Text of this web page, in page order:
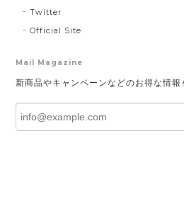
Twitter
Official Site
Mail Magazine
新商品やキャンペーンなどのお得な情報